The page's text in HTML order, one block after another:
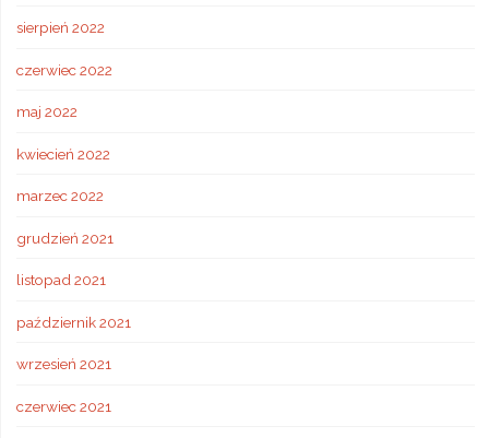
sierpień 2022
czerwiec 2022
maj 2022
kwiecień 2022
marzec 2022
grudzień 2021
listopad 2021
październik 2021
wrzesień 2021
czerwiec 2021